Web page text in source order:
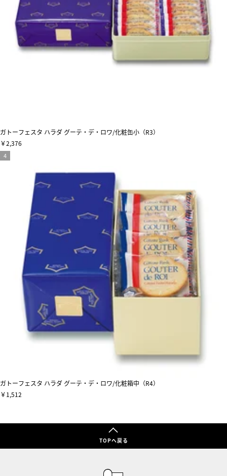
ガトーフェスタ ハラダ グーテ・デ・ロワ/化粧缶小（R3）
￥2,376
ガトーフェスタ ハラダ グーテ・デ・ロワ/化粧箱中（R4）
￥1,512
TOPへ戻る